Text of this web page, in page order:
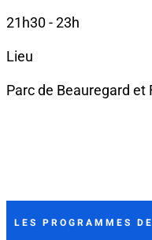
21h30 - 23h
Lieu
Parc de Beauregard et
LES PROGRAMMES